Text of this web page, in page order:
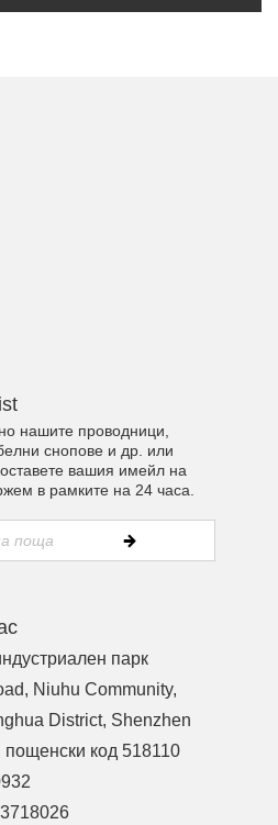
нашите проводници,
снопове и др. или
вашия имейл на
в рамките на 24 часа.
парк
Niuhu Community,
District, Shenzhen
пощенски код 518110